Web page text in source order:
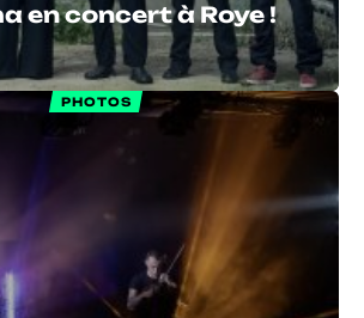
en concert à Roye !
PHOTOS